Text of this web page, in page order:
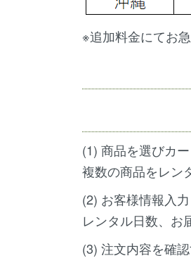
※追加料金にてお
(1) 商品を選びカー
複数の商品をレン
(2) お客様情報入力
レンタル日数、お
(3) 注文内容を確